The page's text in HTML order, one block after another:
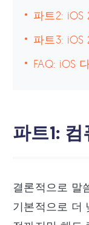
파트2: iOS
파트3: iOS
FAQ: iOS
파트1:
결론적으로 말
기본적으로 더